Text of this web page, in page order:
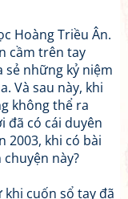
Hoàng Triều Ân.
cầm trên tay
sẻ những kỷ niệm
Và sau này, khi
không thể ra
đã có cái duyên
2003, khi có bài
này?
cuốn sổ tay đã